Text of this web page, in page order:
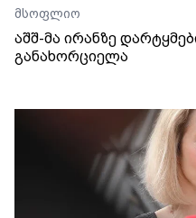
მსოფლიო
აშშ-მა ირანზე
განახორციელა